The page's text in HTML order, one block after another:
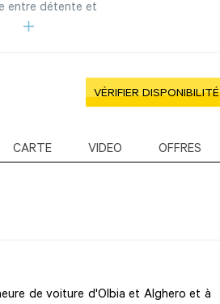
entre détente et
VÉRIFIER DISPONIBILITÉ
CARTE VIDEO OFFRES
de voiture d'Olbia et Alghero et à